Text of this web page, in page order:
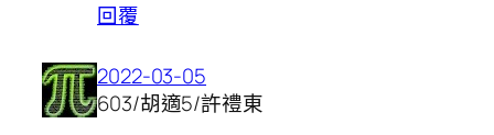
回覆
2022-03-05
603/胡適5/許禮東